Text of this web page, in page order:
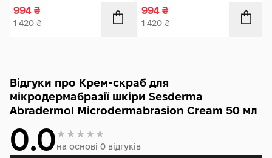
994 ₴
1 420₴
994 ₴
1 420₴
Відгуки про Крем-скраб для
мікродермабразії шкіри Sesderma
Abradermol Microdermabrasion Cream 50 мл
0.0на основі 0 відгуків